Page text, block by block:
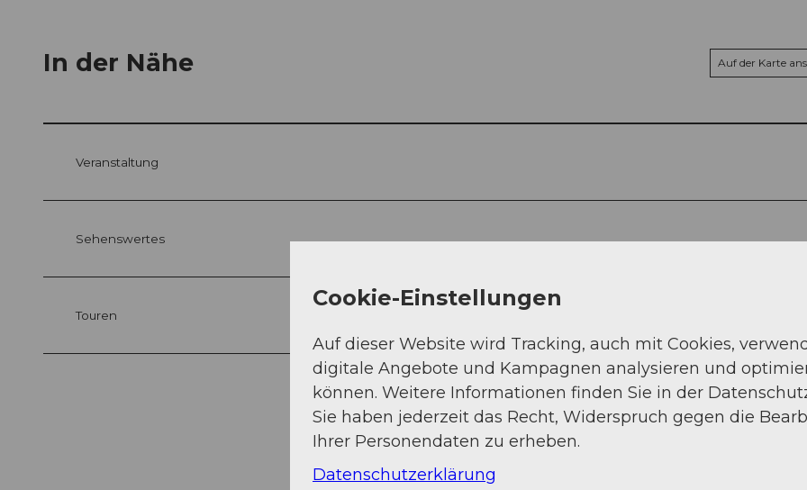
In der Nähe Auf der Karte
Veranstaltung
Sehenswertes
Touren
Cookie-Einstellungen
Auf dieser Website wird Tracking, auch mit Cookies,
digitale Angebote und Kampagnen analysieren und
können. Weitere Informationen finden Sie in der
Sie haben jederzeit das Recht, Widerspruch gegen die
Ihrer Personendaten zu erheben.
Datenschutzerklärung